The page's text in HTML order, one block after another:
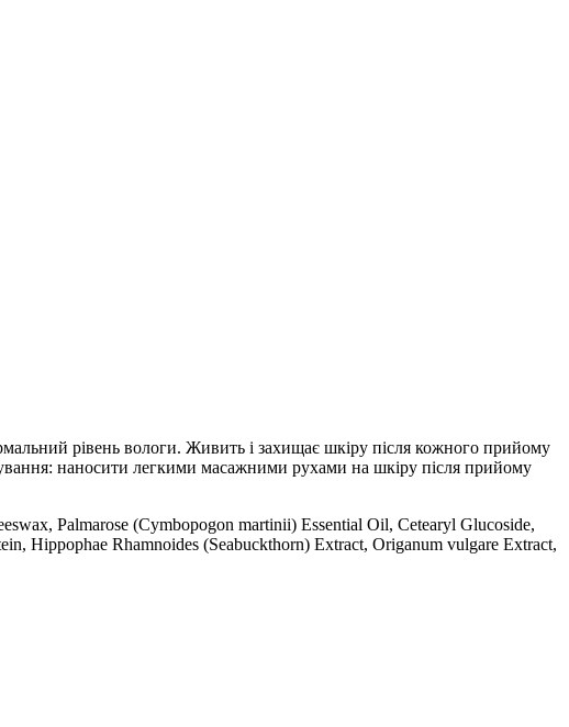
рівень вологи. Живить і захищає шкіру після кожного прийому
наносити легкими масажними рухами на шкіру після прийому
Palmarose (Cymbopogon martinii) Essential Oil, Cetearyl Glucoside,
Hippophae Rhamnoides (Seabuckthorn) Extract, Origanum vulgare Extract,